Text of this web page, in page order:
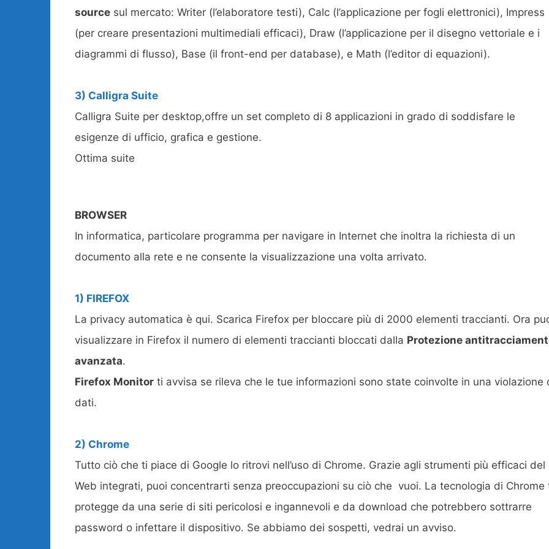
source sul mercato: Writer (l’elaboratore testi), Calc (l’applicazione per fogli elettronici), Impress
(per creare presentazioni multimediali efficaci), Draw (l’applicazione per il disegno vettoriale e i
diagrammi di flusso), Base (il front-end per database), e Math (l’editor di equazioni).
3) Calligra Suite
Calligra Suite per desktop,offre un set completo di 8 applicazioni in grado di soddisfare le
esigenze di ufficio, grafica e gestione.
Ottima suite
BROWSER
In informatica, particolare programma per navigare in Internet che inoltra la richiesta di un
documento alla rete e ne consente la visualizzazione una volta arrivato.
1) FIREFOX
La privacy automatica è qui. Scarica Firefox per bloccare più di 2000 elementi traccianti. Ora
visualizzare in Firefox il numero di elementi traccianti bloccati dalla Protezione
avanzata.
Firefox Monitor ti avvisa se rileva che le tue informazioni sono state coinvolte in una violazione
dati.
2) Chrome
Tutto ciò che ti piace di Google lo ritrovi nell’uso di Chrome. Grazie agli strumenti più efficaci del
Web integrati, puoi concentrarti senza preoccupazioni su ciò che vuoi. La tecnologia di Chrome
protegge da una serie di siti pericolosi e ingannevoli e da download che potrebbero sottrarre
password o infettare il dispositivo. Se abbiamo dei sospetti, vedrai un avviso.